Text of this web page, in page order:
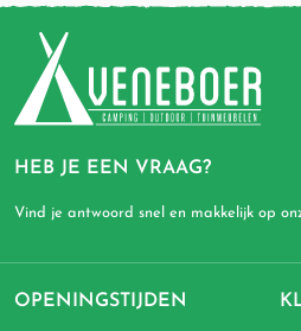
HEB JE EEN VRAAG?
Vind je antwoord snel en makkelijk op
OPENINGSTIJDEN